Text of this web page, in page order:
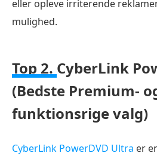
eller opleve irriterende
mulighed.
Top 2. CyberLink
(Bedste Premium-
funktionsrige valg)
CyberLink PowerDVD Ultra er